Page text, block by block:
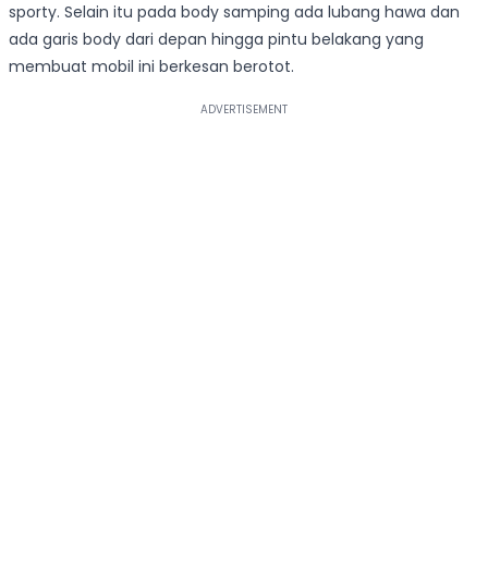
sporty. Selain itu pada body samping ada lubang hawa dan
ada garis body dari depan hingga pintu belakang yang
membuat mobil ini berkesan berotot.